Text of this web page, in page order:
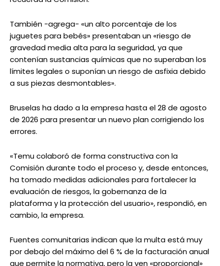
También -agrega- «un alto porcentaje de los
juguetes para bebés» presentaban un «riesgo de
gravedad media alta para la seguridad, ya que
contenían sustancias químicas que no superaban los
límites legales o suponían un riesgo de asfixia debido
a sus piezas desmontables».
Bruselas ha dado a la empresa hasta el 28 de agosto
de 2026 para presentar un nuevo plan corrigiendo los
errores.
«Temu colaboró ​​de forma constructiva con la
Comisión durante todo el proceso y, desde entonces,
ha tomado medidas adicionales para fortalecer la
evaluación de riesgos, la gobernanza de la
plataforma y la protección del usuario», respondió, en
cambio, la empresa.
Fuentes comunitarias indican que la multa está muy
por debajo del máximo del 6 % de la facturación anual
que permite la normativa, pero la ven «proporcional»